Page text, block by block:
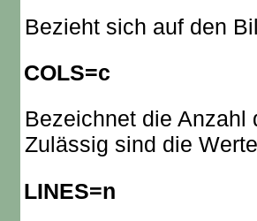
Bezieht sich auf den
COLS=c
Bezeichnet die Anzahl
Zulässig sind die
LINES=n